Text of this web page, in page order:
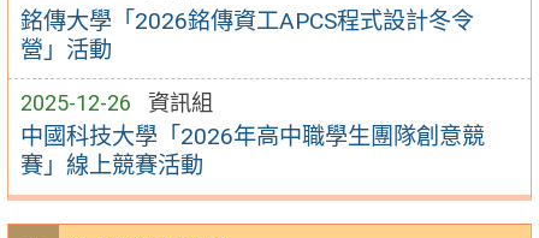
銘傳大學「2026銘傳資工APCS程式設計冬令
營」活動
2025-12-26 資訊組
中國科技大學「2026年高中職學生團隊創意競
賽」線上競賽活動